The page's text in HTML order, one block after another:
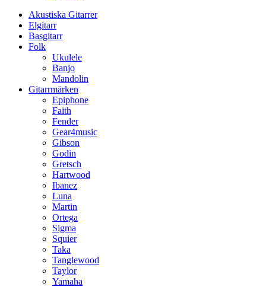
Akustiska Gitarrer
Elgitarr
Basgitarr
Folk
Ukulele
Banjo
Mandolin
Gitarrmärken
Epiphone
Faith
Fender
Gear4music
Gibson
Godin
Gretsch
Hartwood
Ibanez
Luna
Martin
Ortega
Sigma
Squier
Taka
Tanglewood
Taylor
Yamaha